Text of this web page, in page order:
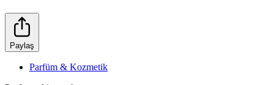
Paylaş
Parfüm & Kozmetik